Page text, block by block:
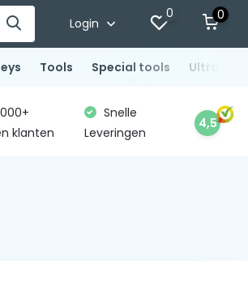
Login
0 0
Tools Special tools
klanten
Snelle
Leveringen
4,5